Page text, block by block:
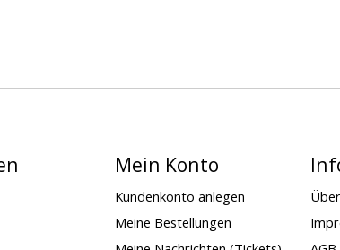
Mein Konto
Kundenkonto anlegen
Meine Bestellungen